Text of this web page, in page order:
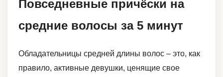
Повседневные причёски на
средние волосы за 5 минут
Обладательницы средней длины волос – это, как
правило, активные девушки, ценящие свое